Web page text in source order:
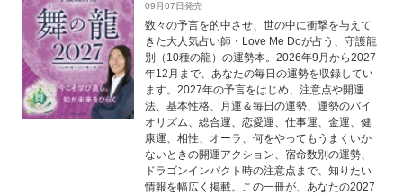
09月07日発売
数々の予言を的中させ、世の中に衝撃を与えて
きた大人気占い師・Love Me Doが占う、守護龍
別（10種の龍）の運勢本。2026年9月から2027
年12月まで、あなたの毎日の運勢を収録してい
ます。2027年の予言をはじめ、注意点や開運
法、基本性格、月運＆毎日の運勢、運勢のバイ
オリズム、総合運、恋愛運、仕事運、金運、健
康運、相性、オーラ、何をやってもうまくいか
ないときの開運アクション、宿命数別の運勢、
ドラゴンインパクト時の注意点まで、知りたい
情報を幅広く掲載。この一冊が、あなたの2027